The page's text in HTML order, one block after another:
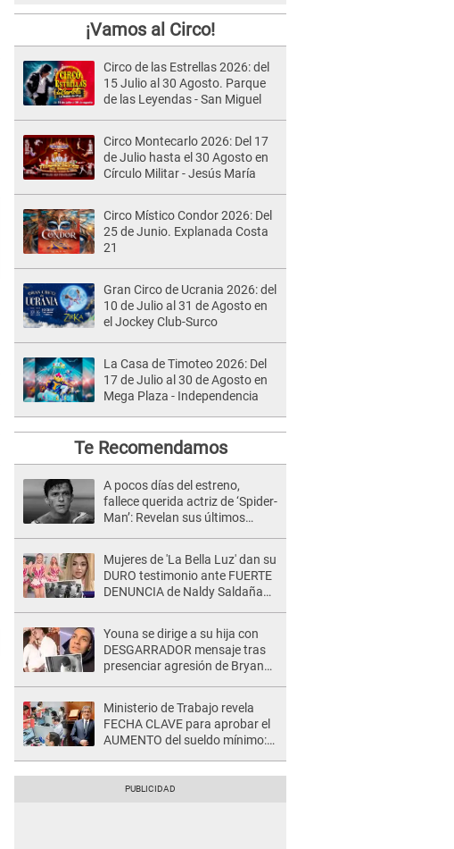
¡Vamos al Circo!
Circo de las Estrellas 2026: del
15 Julio al 30 Agosto. Parque
de las Leyendas - San Miguel
Circo Montecarlo 2026: Del 17
de Julio hasta el 30 Agosto en
Círculo Militar - Jesús María
Circo Místico Condor 2026: Del
25 de Junio. Explanada Costa
21
Gran Circo de Ucrania 2026: del
10 de Julio al 31 de Agosto en
el Jockey Club-Surco
La Casa de Timoteo 2026: Del
17 de Julio al 30 de Agosto en
Mega Plaza - Independencia
Te Recomendamos
A pocos días del estreno,
fallece querida actriz de ‘Spider-
Man’: Revelan sus últimos
Mujeres de 'La Bella Luz' dan su
DURO testimonio ante FUERTE
DENUNCIA de Naldy Saldaña
Youna se dirige a su hija con
DESGARRADOR mensaje tras
presenciar agresión de Bryan
Ministerio de Trabajo revela
FECHA CLAVE para aprobar el
AUMENTO del sueldo mínimo: